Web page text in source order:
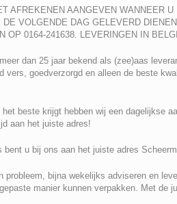
AFREKENEN AANGEVEN WANNEER
VOLGENDE DAG GELEVERD
OP 0164-241638. LEVERINGEN IN
dan 25 jaar bekend als (zee)aas
vers, goedverzorgd en alleen de beste
beste krijgt hebben wij een dagelijkse
aan het juiste adres!
bent u bij ons aan het juiste adres
probleem, bijna wekelijks adviseren en
manier kunnen verpakken. Met